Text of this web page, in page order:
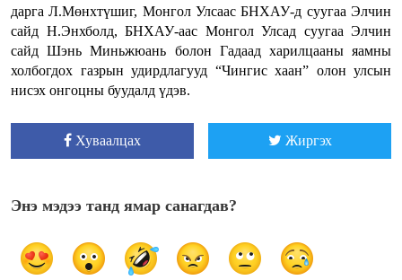
дарга Л.Мөнхтүшиг, Монгол Улсаас БНХАУ-д суугаа Элчин
сайд Н.Энхболд, БНХАУ-аас Монгол Улсад суугаа Элчин
сайд Шэнь Миньжюань болон Гадаад харилцааны яамны
холбогдох газрын удирдлагууд “Чингис хаан” олон улсын
нисэх онгоцны буудалд үдэв.
Хуваалцах Жиргэх
Энэ мэдээ танд ямар санагдав?